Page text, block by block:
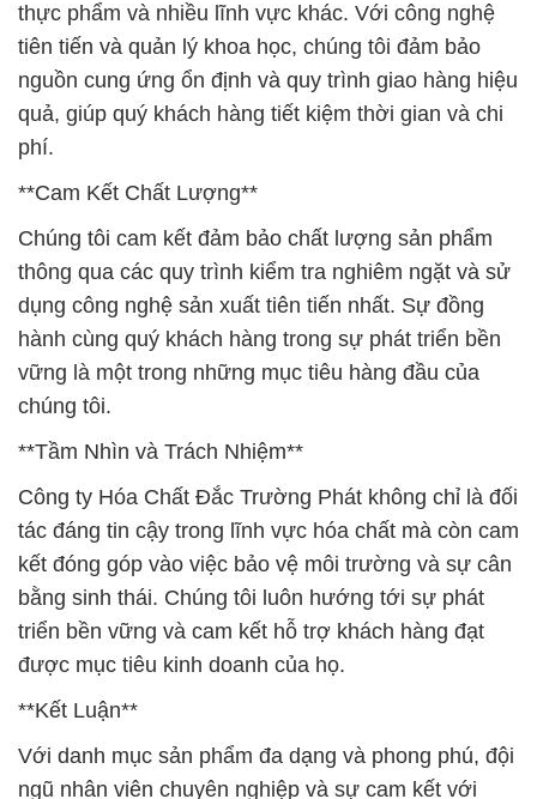
thực phẩm và nhiều lĩnh vực khác. Với công nghệ
tiên tiến và quản lý khoa học, chúng tôi đảm bảo
nguồn cung ứng ổn định và quy trình giao hàng hiệu
quả, giúp quý khách hàng tiết kiệm thời gian và chi
phí.
**Cam Kết Chất Lượng**
Chúng tôi cam kết đảm bảo chất lượng sản phẩm
thông qua các quy trình kiểm tra nghiêm ngặt và sử
dụng công nghệ sản xuất tiên tiến nhất. Sự đồng
hành cùng quý khách hàng trong sự phát triển bền
vững là một trong những mục tiêu hàng đầu của
chúng tôi.
**Tầm Nhìn và Trách Nhiệm**
Công ty Hóa Chất Đắc Trường Phát không chỉ là đối
tác đáng tin cậy trong lĩnh vực hóa chất mà còn cam
kết đóng góp vào việc bảo vệ môi trường và sự cân
bằng sinh thái. Chúng tôi luôn hướng tới sự phát
triển bền vững và cam kết hỗ trợ khách hàng đạt
được mục tiêu kinh doanh của họ.
**Kết Luận**
Với danh mục sản phẩm đa dạng và phong phú, đội
ngũ nhân viên chuyên nghiệp và sự cam kết với